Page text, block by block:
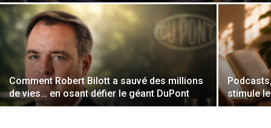
Comment Robert Bilott a sauvé des millions
de vies… en osant défier le géant DuPont
stimule